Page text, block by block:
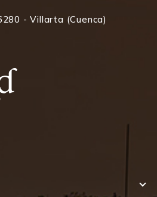
- Villarta (Cuenca)